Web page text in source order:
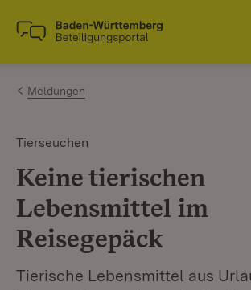
Zum Inhalt springen
Link zur Startseite
Meldungen
Tierseuchen
Keine tierischen
Lebensmittel im
Reisegepäck
Tierische Lebensmittel aus